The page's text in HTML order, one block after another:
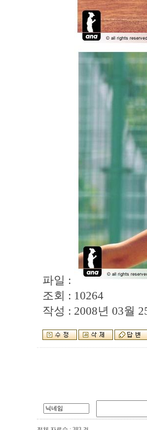
파일 :
조회 : 10264
작성 : 2008년 03월